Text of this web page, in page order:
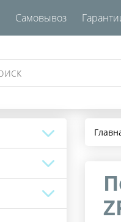
Самовывоз